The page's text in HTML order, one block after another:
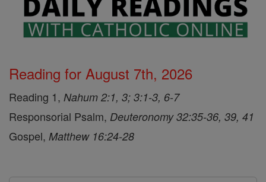
Reading for August 7th, 2026
Reading 1, Nahum 2:1, 3; 3:1-3, 6-7
Responsorial Psalm, Deuteronomy 32:35-36, 39, 41
Gospel, Matthew 16:24-28